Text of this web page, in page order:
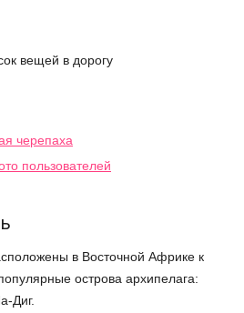
вещей в дорогу
пользователей
в Восточной Африке к
острова архипелага:
Диг.